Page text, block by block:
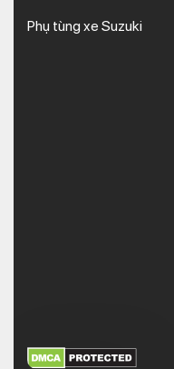
Phụ tùng xe Suzuki